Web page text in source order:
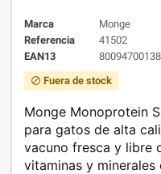
Marca
Monge
Referencia
41502
EAN13
block Fuera de stock
Monge Monoprotein
para gatos de alta
vacuno fresca y libre
vitaminas y minerales